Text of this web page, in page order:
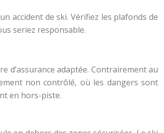
accident de ski. Vérifiez les plafonds de
seriez responsable.
d’assurance adaptée. Contrairement au
non contrôlé, où les dangers sont
en hors-piste.